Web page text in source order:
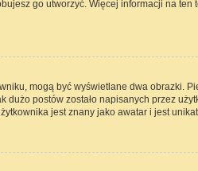
go utworzyć. Więcej informacji na
mogą być wyświetlane dwa obrazki.
postów zostało napisanych przez
jest znany jako awatar i jest